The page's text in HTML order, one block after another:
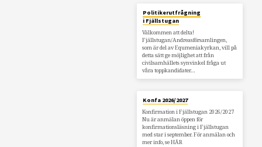
Politikerutfrågning
i Fjällstugan
Välkommen att delta!
Fjällstugan/Andreasförsamlingen,
som är del av Equmeniakyrkan, vill på
detta sätt ge möjlighet att från
civilsamhällets synvinkel fråga ut
våra toppkandidater…
Konfa 2026/2027
Konfirmation i Fjällstugan 2026/2027
Nu är anmälan öppen för
konfirmationsläsning i Fjällstugan
med star i september. För anmälan och
mer info, se HÄR